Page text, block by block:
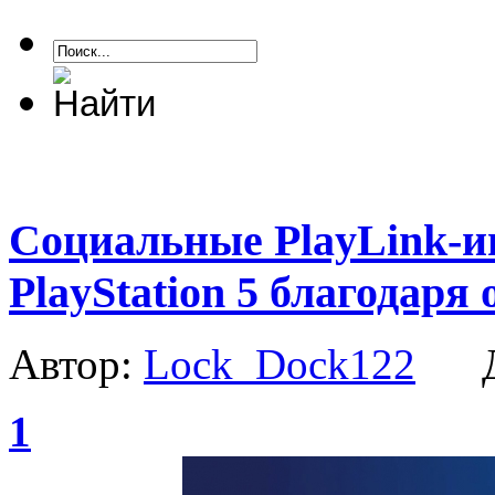
Социальные PlayLink-
PlayStation 5 благодаря
Автор: Lock_Dock122
1